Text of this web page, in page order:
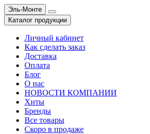
Эль-Монте
Каталог продукции
Личный кабинет
Как сделать заказ
Доставка
Оплата
Блог
О нас
НОВОСТИ КОМПАНИИ
Хиты
Бренды
Все товары
Скоро в продаже